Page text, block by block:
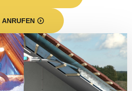
ANRUFEN